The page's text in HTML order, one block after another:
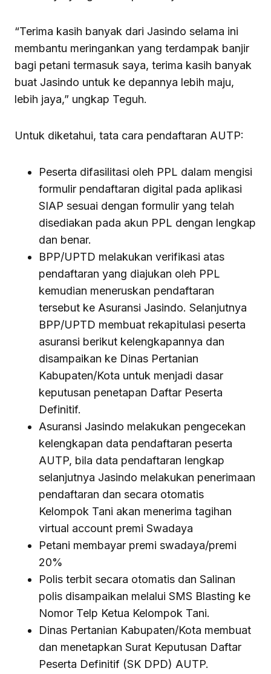
“Terima kasih banyak dari Jasindo selama ini
membantu meringankan yang terdampak banjir
bagi petani termasuk saya, terima kasih banyak
buat Jasindo untuk ke depannya lebih maju,
lebih jaya,” ungkap Teguh.
Untuk diketahui, tata cara pendaftaran AUTP:
Peserta difasilitasi oleh PPL dalam mengisi
formulir pendaftaran digital pada aplikasi
SIAP sesuai dengan formulir yang telah
disediakan pada akun PPL dengan lengkap
dan benar.
BPP/UPTD melakukan verifikasi atas
pendaftaran yang diajukan oleh PPL
kemudian meneruskan pendaftaran
tersebut ke Asuransi Jasindo. Selanjutnya
BPP/UPTD membuat rekapitulasi peserta
asuransi berikut kelengkapannya dan
disampaikan ke Dinas Pertanian
Kabupaten/Kota untuk menjadi dasar
keputusan penetapan Daftar Peserta
Definitif.
Asuransi Jasindo melakukan pengecekan
kelengkapan data pendaftaran peserta
AUTP, bila data pendaftaran lengkap
selanjutnya Jasindo melakukan penerimaan
pendaftaran dan secara otomatis
Kelompok Tani akan menerima tagihan
virtual account premi Swadaya
Petani membayar premi swadaya/premi
20%
Polis terbit secara otomatis dan Salinan
polis disampaikan melalui SMS Blasting ke
Nomor Telp Ketua Kelompok Tani.
Dinas Pertanian Kabupaten/Kota membuat
dan menetapkan Surat Keputusan Daftar
Peserta Definitif (SK DPD) AUTP.